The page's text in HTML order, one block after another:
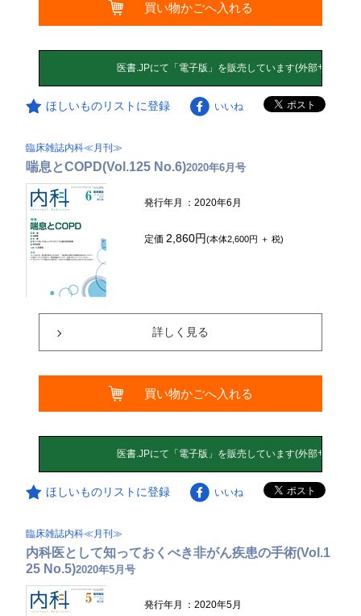
買い物かごへ入れる
ほしいものリストに登録 いいね
臨床雑誌内科≪月刊≫
喘息とCOPD(Vol.125 No.6)2020年6月号
発行年月 ：2020年6月
定価2,860円(本体2,600円 ＋ 税)
詳しく見る
買い物かごへ入れる
ほしいものリストに登録 いいね
臨床雑誌内科≪月刊≫
内科医として知っておくべき非がん疾患の手術(Vol.1
25 No.5)2020年5月号
発行年月 ：2020年5月